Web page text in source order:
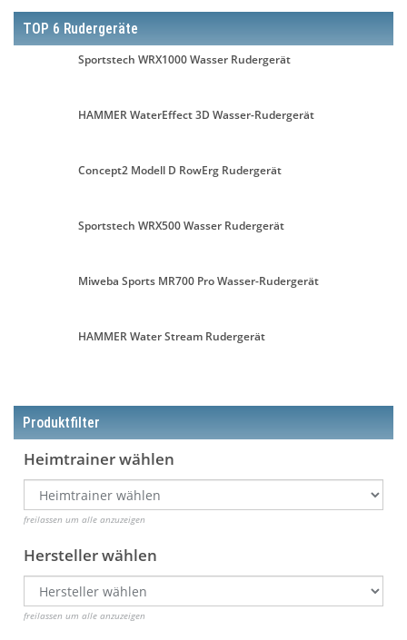
TOP 6 Rudergeräte
Sportstech WRX1000 Wasser Rudergerät
HAMMER WaterEffect 3D Wasser-Rudergerät
Concept2 Modell D RowErg Rudergerät
Sportstech WRX500 Wasser Rudergerät
Miweba Sports MR700 Pro Wasser-Rudergerät
HAMMER Water Stream Rudergerät
Produktfilter
Heimtrainer wählen
freilassen um alle anzuzeigen
Hersteller wählen
freilassen um alle anzuzeigen